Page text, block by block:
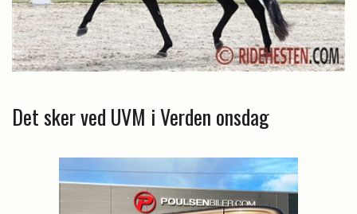
Det sker ved UVM i Verden onsdag